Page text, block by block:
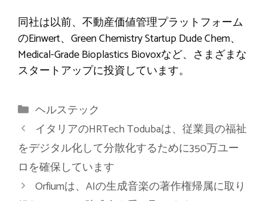
同社は以前、不動産価値管理プラットフォーム
のEinwert、Green Chemistry Startup Dude Chem、
Medical-Grade Bioplastics Biovoxなど、さまざまな
スタートアップに投資しています。
カ
テ
ゴ
リ
ー
ヘルステック
イタリアのHRTech Todubaは、従業員の福祉
をデジタル化して分散化するために350万ユー
ロを確保しています
Orfiumは、AIの生成音楽の著作権帰属に取り